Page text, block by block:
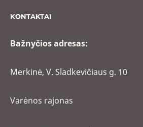
KONTAKTAI
Bažnyčios adresas:
Merkinė, V. Sladkevičiaus g. 10
Varėnos rajonas